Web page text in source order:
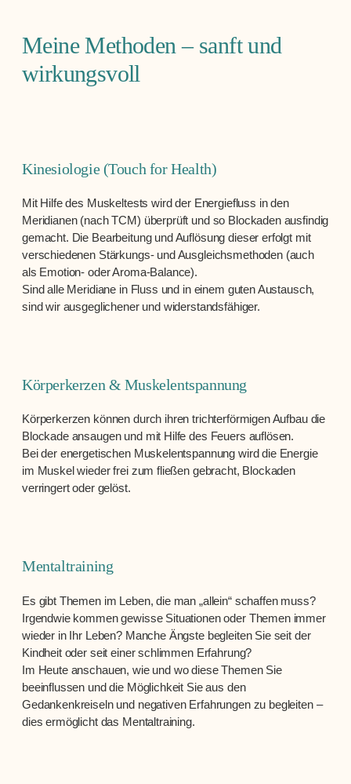
Meine Methoden – sanft und
wirkungsvoll
Kinesiologie (Touch for Health)
Mit Hilfe des Muskeltests wird der Energiefluss in den
Meridianen (nach TCM) überprüft und so Blockaden ausfindig
gemacht. Die Bearbeitung und Auflösung dieser erfolgt mit
verschiedenen Stärkungs- und Ausgleichsmethoden (auch
als Emotion- oder Aroma-Balance).
Sind alle Meridiane in Fluss und in einem guten Austausch,
sind wir ausgeglichener und widerstandsfähiger.
Körperkerzen & Muskelentspannung
Körperkerzen können durch ihren trichterförmigen Aufbau die
Blockade ansaugen und mit Hilfe des Feuers auflösen.
Bei der energetischen Muskelentspannung wird die Energie
im Muskel wieder frei zum fließen gebracht, Blockaden
verringert oder gelöst.
Mentaltraining
Es gibt Themen im Leben, die man „allein“ schaffen muss?
Irgendwie kommen gewisse Situationen oder Themen immer
wieder in Ihr Leben? Manche Ängste begleiten Sie seit der
Kindheit oder seit einer schlimmen Erfahrung?
Im Heute anschauen, wie und wo diese Themen Sie
beeinflussen und die Möglichkeit Sie aus den
Gedankenkreiseln und negativen Erfahrungen zu begleiten –
dies ermöglicht das Mentaltraining.